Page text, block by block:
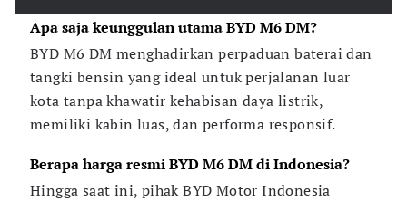
Apa saja keunggulan utama BYD M6 DM?
BYD M6 DM menghadirkan perpaduan baterai dan
tangki bensin yang ideal untuk perjalanan luar
kota tanpa khawatir kehabisan daya listrik,
memiliki kabin luas, dan performa responsif.
Berapa harga resmi BYD M6 DM di Indonesia?
Hingga saat ini, pihak BYD Motor Indonesia